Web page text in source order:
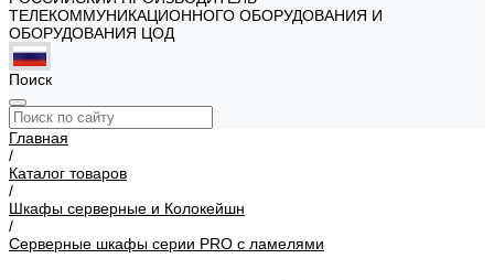
ТЕЛЕКОММУНИКАЦИОННОГО ОБОРУДОВАНИЯ И
ОБОРУДОВАНИЯ ЦОД
Поиск
Главная
/
Каталог товаров
/
Шкафы серверные и Колокейшн
/
Серверные шкафы серии PRO с ламелями